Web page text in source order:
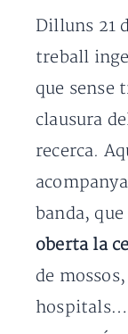
Dilluns 21
treball
que sense
clausura
recerca.
banda,
oberta la
de